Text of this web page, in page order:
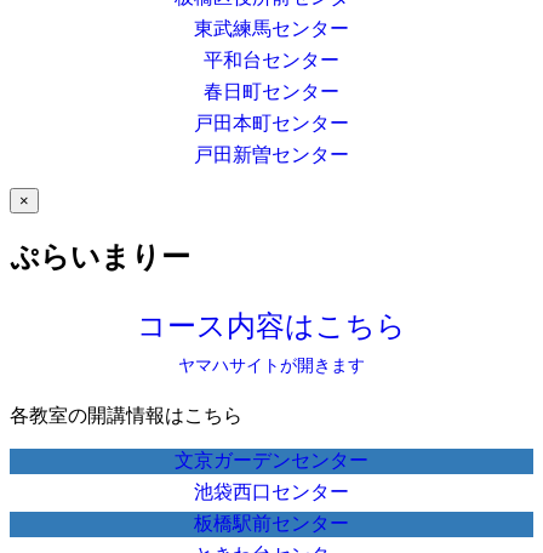
東武練馬センター
平和台センター
春日町センター
戸田本町センター
戸田新曽センター
×
ぷらいまりー
コース内容はこちら
ヤマハサイトが開きます
各教室の開講情報はこちら
文京ガーデンセンター
池袋西口センター
板橋駅前センター